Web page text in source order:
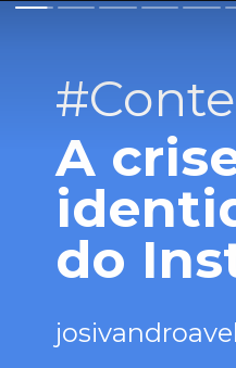
A
do